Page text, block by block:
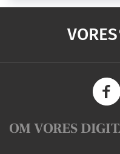
VORES
OM VORES